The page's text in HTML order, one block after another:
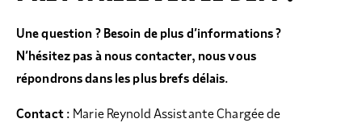
Une question ? Besoin de plus d’informations ?
N’hésitez pas à nous contacter, nous vous
répondrons dans les plus brefs délais.
Contact : Marie Reynold Assistante Chargée de